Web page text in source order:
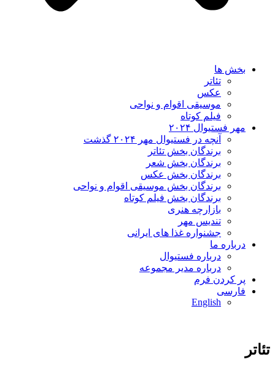
بخش ها
تئاتر
عکس
موسیقی اقوام و نواحی
فیلم کوتاه
مهر فستیوال ۲۰۲۴
آنچه در فستیوال مهر ۲۰۲۴ گذشت
برندگان بخش تئاتر
برندگان بخش شعر
برندگان بخش عکس
برندگان بخش موسیقی اقوام و نواحی
برندگان بخش فیلم کوتاه
بازارچه هنری
تندیس مهر
جشنواره غذا های ایرانی
درباره ما
درباره فستیوال
درباره مدیر مجموعه
پر کردن فرم
فارسی
English
تئاتر